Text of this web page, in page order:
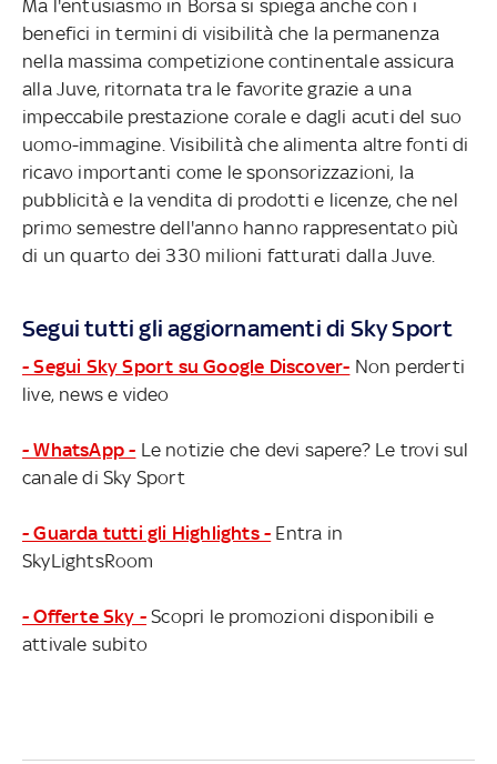
Ma l'entusiasmo in Borsa si spiega anche con i
benefici in termini di visibilità che la permanenza
nella massima competizione continentale assicura
alla Juve, ritornata tra le favorite grazie a una
impeccabile prestazione corale e dagli acuti del suo
uomo-immagine. Visibilità che alimenta altre fonti di
ricavo importanti come le sponsorizzazioni, la
pubblicità e la vendita di prodotti e licenze, che nel
primo semestre dell'anno hanno rappresentato più
di un quarto dei 330 milioni fatturati dalla Juve.
Segui tutti gli aggiornamenti di Sky Sport
- Segui Sky Sport su Google Discover- Non perderti
live, news e video
- WhatsApp - Le notizie che devi sapere? Le trovi sul
canale di Sky Sport
- Guarda tutti gli Highlights - Entra in
SkyLightsRoom
- Offerte Sky - Scopri le promozioni disponibili e
attivale subito